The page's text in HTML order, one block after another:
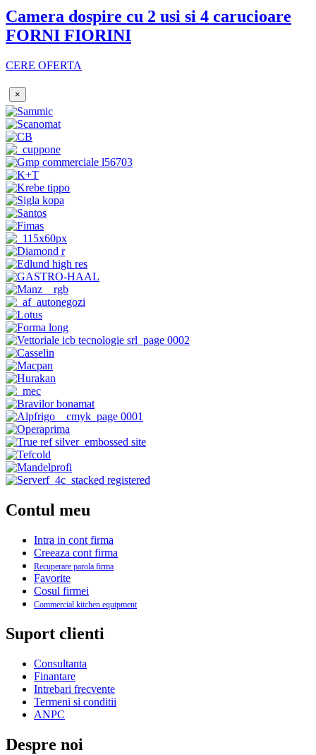
Camera dospire cu 2 usi si 4 carucioare
FORNI FIORINI
CERE OFERTA
×
Contul meu
Intra in cont firma
Creeaza cont firma
Recuperare parola firma
Favorite
Cosul firmei
Commercial kitchen equipment
Suport clienti
Consultanta
Finantare
Intrebari frecvente
Termeni si conditii
ANPC
Despre noi